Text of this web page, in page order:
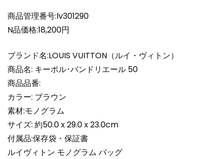
ル
イ
ィ
ト
ン
ボ
ス
ト
ン
バ
ッ
商品管理番号:lv301290
N品価格:18,200円
ブランド名:LOUIS VUITTON（ルイ・ヴィトン）
商品名: キーポル･バンドリエール 50
商品品番:
カラー: ブラウン
素材:モノグラム
サイズ: 約50.0 x 29.0 x 23.0cm
付属品:保存袋・保証書
ルイヴィトン モノグラム バッグ